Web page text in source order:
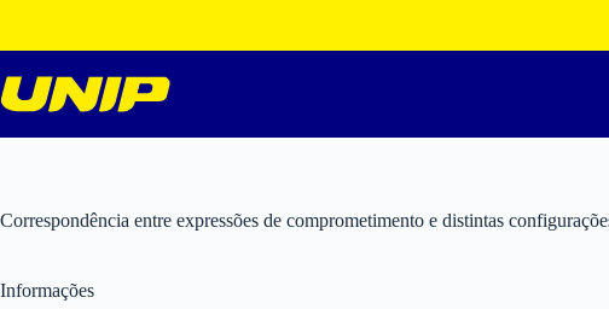
o
conteúdo
Correspondência entre expressões de comprometimento e distintas
Informações